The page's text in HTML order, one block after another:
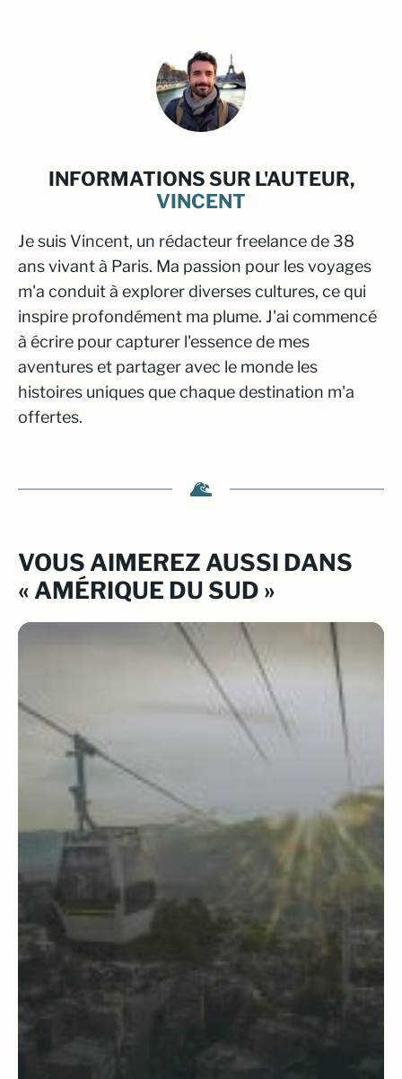
INFORMATIONS SUR L'AUTEUR,
VINCENT
Je suis Vincent, un rédacteur freelance de 38
ans vivant à Paris. Ma passion pour les voyages
m'a conduit à explorer diverses cultures, ce qui
inspire profondément ma plume. J'ai commencé
à écrire pour capturer l'essence de mes
aventures et partager avec le monde les
histoires uniques que chaque destination m'a
offertes.
VOUS AIMEREZ AUSSI DANS
« AMÉRIQUE DU SUD »